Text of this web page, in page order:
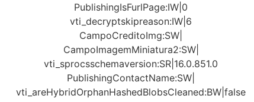
PublishingIsFurlPage:IW|0
vti_decryptskipreason:IW|6
CampoCreditoImg:SW|
CampoImagemMiniatura2:SW|
vti_sprocsschemaversion:SR|16.0.851.0
PublishingContactName:SW|
vti_areHybridOrphanHashedBlobsCleaned:BW|false